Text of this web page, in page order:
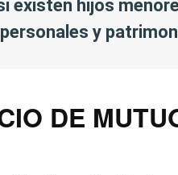
existen hijos
y
DE